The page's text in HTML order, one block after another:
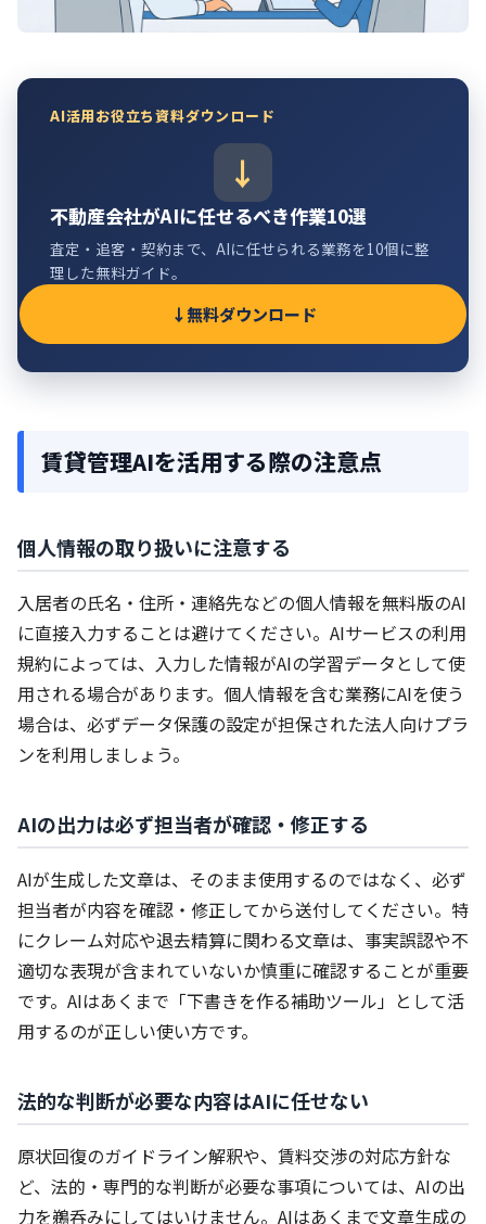
AI活用お役立ち資料ダウンロード
不動産会社がAIに任せるべき作業10選
査定・追客・契約まで、AIに任せられる業務を10個に整
理した無料ガイド。
無料ダウンロード
賃貸管理AIを活用する際の注意点
個人情報の取り扱いに注意する
入居者の氏名・住所・連絡先などの個人情報を無料版のAI
に直接入力することは避けてください。AIサービスの利用
規約によっては、入力した情報がAIの学習データとして使
用される場合があります。個人情報を含む業務にAIを使う
場合は、必ずデータ保護の設定が担保された法人向けプラ
ンを利用しましょう。
AIの出力は必ず担当者が確認・修正する
AIが生成した文章は、そのまま使用するのではなく、必ず
担当者が内容を確認・修正してから送付してください。特
にクレーム対応や退去精算に関わる文章は、事実誤認や不
適切な表現が含まれていないか慎重に確認することが重要
です。AIはあくまで「下書きを作る補助ツール」として活
用するのが正しい使い方です。
法的な判断が必要な内容はAIに任せない
原状回復のガイドライン解釈や、賃料交渉の対応方針な
ど、法的・専門的な判断が必要な事項については、AIの出
力を鵜呑みにしてはいけません。AIはあくまで文章生成の